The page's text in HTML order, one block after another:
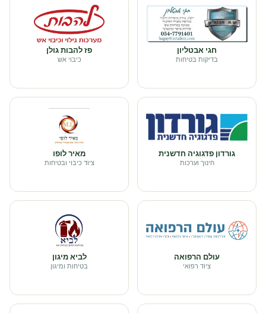
חגי אבטליון
בדיקות בטיחות
פז להבות גולן
כיבוי אש
גורדון פדגוגיה חדשנית
חינוך וערכות
מאיר לופו
ציוד כיבוי ובטיחות
עולם הרפואה
ציוד רפואי
לביא מיגון
בטיחות ומיגון